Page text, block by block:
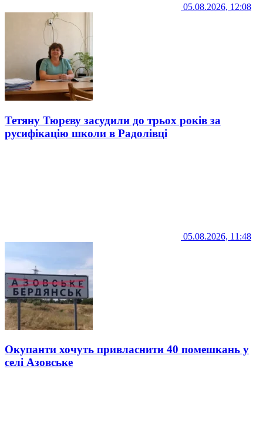
05.08.2026, 12:08
Тетяну Тюрєву засудили до трьох років за
русифікацію школи в Радолівці
05.08.2026, 11:48
Окупанти хочуть привласнити 40 помешкань у
селі Азовське